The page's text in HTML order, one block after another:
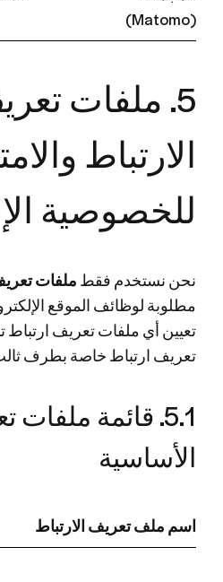
(Matomo)
5. ملفات
الارتباط
للخصوصية
نحن نستخدم فقط ملفات
مطلوبة لوظائف الموقع
تعيين أي ملفات تعريف ارتباط
تعريف ارتباط خاصة بطرف
5.1. قائمة ملفات
الأساسية
اسم ملف تعريف الارتباط